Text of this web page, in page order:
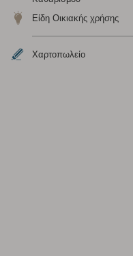
Είδη Οικιακής χρήσης
Χαρτοπωλείο
να γνωρίζουμε
τα cookies
Απολύτως
Η
αποκλείει ή